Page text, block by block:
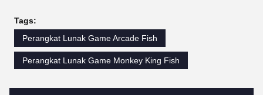
Tags:
Perangkat Lunak Game Arcade Fish
Perangkat Lunak Game Monkey King Fish